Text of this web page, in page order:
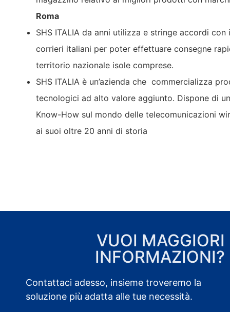
Roma
SHS ITALIA da anni utilizza e stringe accordi con
corrieri italiani per poter effettuare consegne
territorio nazionale isole comprese.
SHS ITALIA è un’azienda che commercializza
tecnologici ad alto valore aggiunto. Dispone di
Know-How sul mondo delle telecomunicazioni
ai suoi oltre 20 anni di storia
VUOI MAGGIORI
INFORMAZIONI?
Contattaci adesso, insieme troveremo la
soluzione più adatta alle tue necessità.